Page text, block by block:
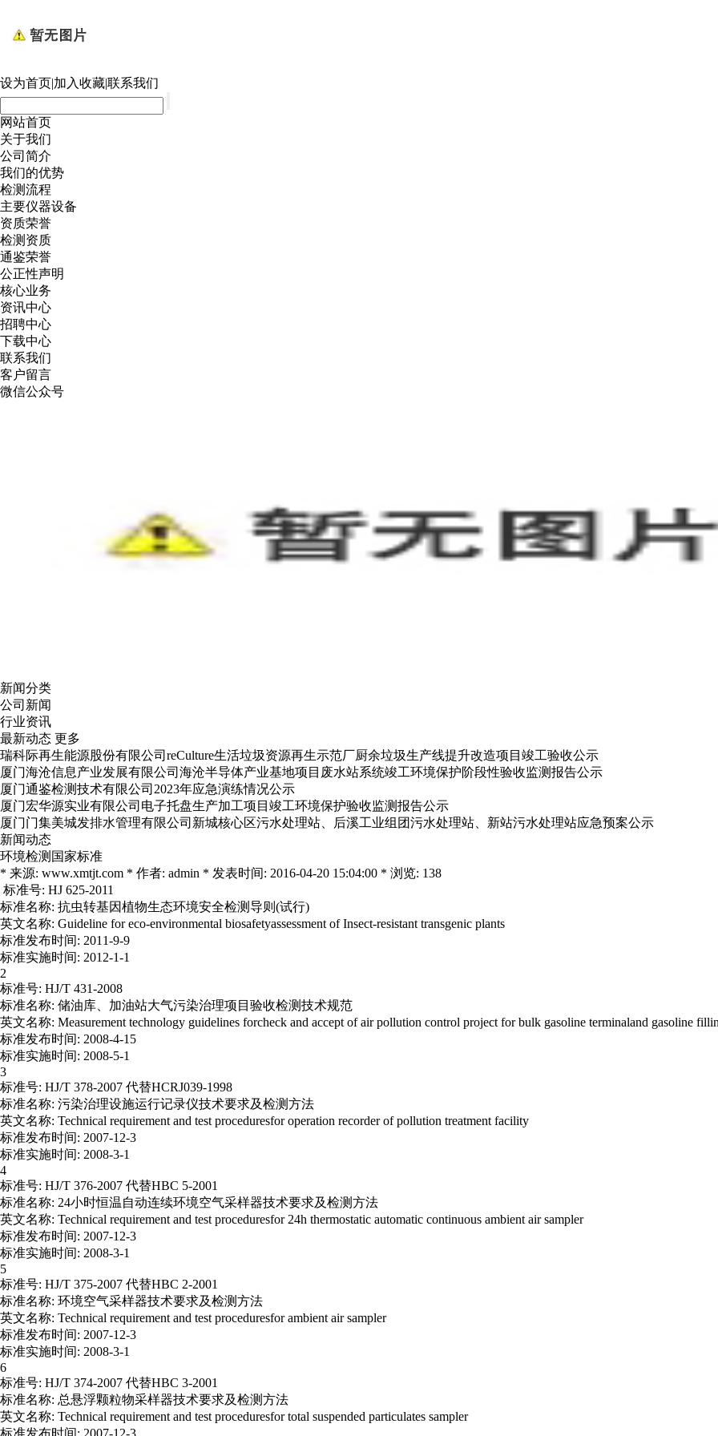
设为首页|加入收藏|联系我们
网站首页
关于我们
公司简介
我们的优势
检测流程
主要仪器设备
资质荣誉
检测资质
通鉴荣誉
公正性声明
核心业务
资讯中心
招聘中心
下载中心
联系我们
客户留言
微信公众号
新闻分类
公司新闻
行业资讯
最新动态 更多
瑞科际再生能源股份有限公司reCulture生活垃圾资源再生示范厂厨余垃圾生产线提升改造项目竣工验收公示
厦门海沧信息产业发展有限公司海沧半导体产业基地项目废水站系统竣工环境保护阶段性验收监测报告公示
厦门通鉴检测技术有限公司2023年应急演练情况公示
厦门宏华源实业有限公司电子托盘生产加工项目竣工环境保护验收监测报告公示
厦门门集美城发排水管理有限公司新城核心区污水处理站、后溪工业组团污水处理站、新站污水处理站应急预案公示
新闻动态
环境检测国家标准
* 来源: www.xmtjt.com * 作者: admin * 发表时间: 2016-04-20 15:04:00 * 浏览: 138
标准号: HJ 625-2011
标准名称: 抗虫转基因植物生态环境安全检测导则(试行)
英文名称: Guideline for eco-environmental biosafetyassessment of Insect-resistant transgenic plants
标准发布时间: 2011-9-9
标准实施时间: 2012-1-1
2
标准号: HJ/T 431-2008
标准名称: 储油库、加油站大气污染治理项目验收检测技术规范
英文名称: Measurement technology guidelines forcheck and accept of air pollution control project for bulk gasoline terminaland gasoline
标准发布时间: 2008-4-15
标准实施时间: 2008-5-1
3
标准号: HJ/T 378-2007 代替HCRJ039-1998
标准名称: 污染治理设施运行记录仪技术要求及检测方法
英文名称: Technical requirement and test proceduresfor operation recorder of pollution treatment facility
标准发布时间: 2007-12-3
标准实施时间: 2008-3-1
4
标准号: HJ/T 376-2007 代替HBC 5-2001
标准名称: 24小时恒温自动连续环境空气采样器技术要求及检测方法
英文名称: Technical requirement and test proceduresfor 24h thermostatic automatic continuous ambient air sampler
标准发布时间: 2007-12-3
标准实施时间: 2008-3-1
5
标准号: HJ/T 375-2007 代替HBC 2-2001
标准名称: 环境空气采样器技术要求及检测方法
英文名称: Technical requirement and test proceduresfor ambient air sampler
标准发布时间: 2007-12-3
标准实施时间: 2008-3-1
6
标准号: HJ/T 374-2007 代替HBC 3-2001
标准名称: 总悬浮颗粒物采样器技术要求及检测方法
英文名称: Technical requirement and test proceduresfor total suspended particulates sampler
标准发布时间: 2007-12-3